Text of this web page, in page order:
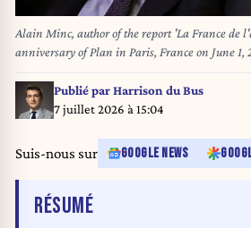
Alain Minc, author of the report 'La France de
anniversary of Plan in Paris, France on June 1,
Bernard Vernier/JBV NEWS/
Publié parHarrison du Bus
7 juillet 2026 à 15:04
Suis-nous sur GOOGLE NEWS
RÉSUMÉDE L'ARTICLE